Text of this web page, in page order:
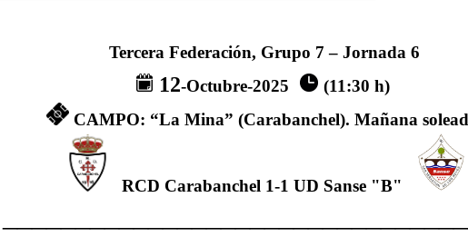
Tercera Federación, Grupo 7 – Jornada 6
12-Octubre-2025
(11:30 h)
CAMPO: “La Mina” (Carabanchel). Mañana
RCD Carabanchel 1-1 UD Sanse "B"